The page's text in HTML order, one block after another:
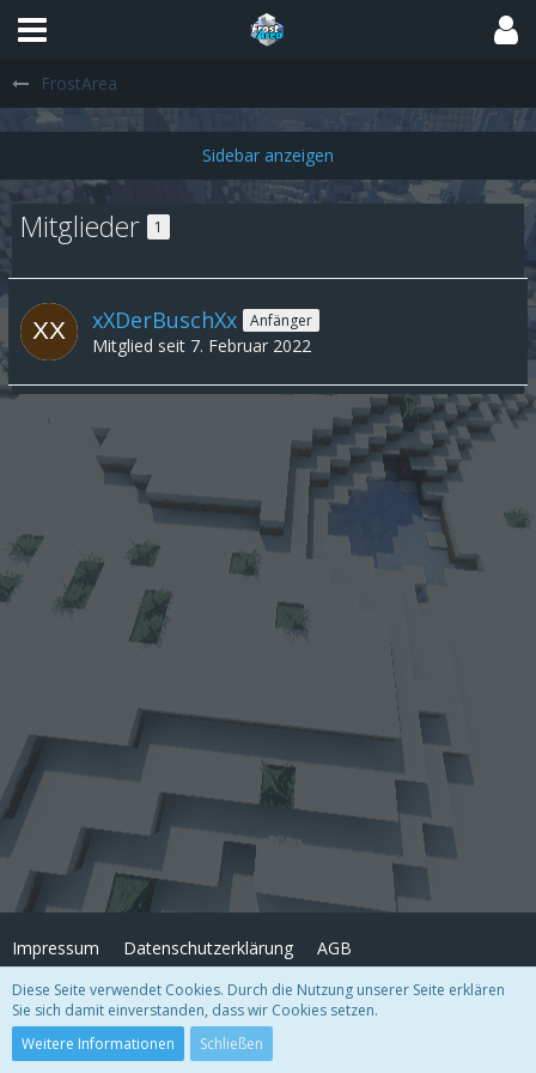
FrostArea
Mitglieder 1
xXDerBuschXx Anfänger
Mitglied seit 7. Februar 2022
Impressum Datenschutzerklärung AGB
Copyright© FrostArea.net2026
Community-Software:
Diese Seite verwendet Cookies. Durch die Nutzung unserer Seite erklären
Sie sich damit einverstanden, dass wir Cookies setzen.
Weitere Informationen
Schließen